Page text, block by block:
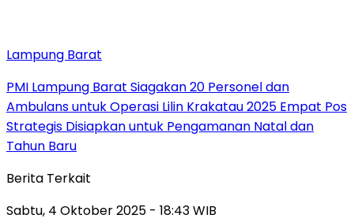
Lampung Barat
PMI Lampung Barat Siagakan 20 Personel dan
Ambulans untuk Operasi Lilin Krakatau 2025 Empat Pos
Strategis Disiapkan untuk Pengamanan Natal dan
Tahun Baru
Berita Terkait
Sabtu, 4 Oktober 2025 - 18:43 WIB